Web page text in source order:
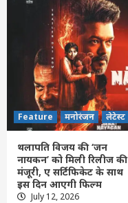
Feature मनोरंजन लेटेस्ट
थलापति विजय की ‘जन
नायकन’ को मिली रिलीज की
मंजूरी, ए सर्टिफिकेट के साथ
इस दिन आएगी फिल्म
July 12, 2026Feature